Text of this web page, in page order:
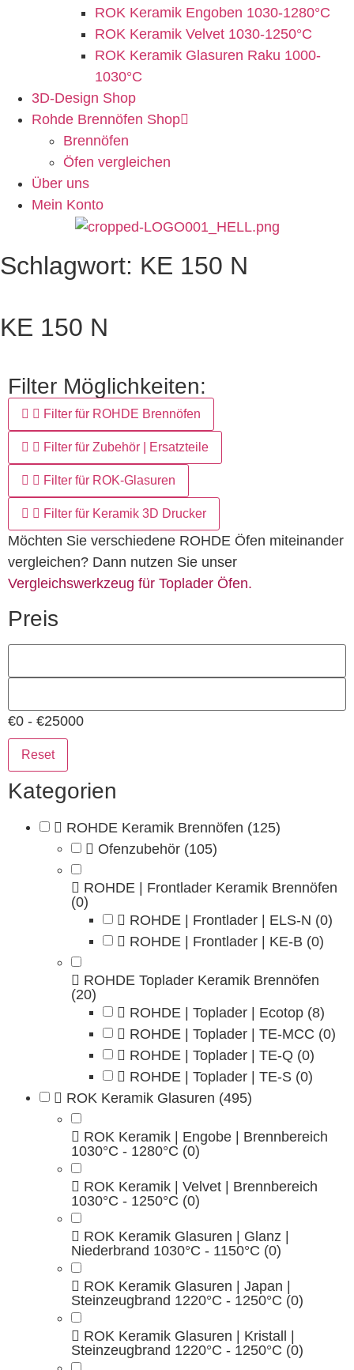
ROK Keramik Engoben 1030-1280°C
ROK Keramik Velvet 1030-1250°C
ROK Keramik Glasuren Raku 1000-
1030°C
3D-Design Shop
Rohde Brennöfen Shop
Brennöfen
Öfen vergleichen
Über uns
Mein Konto
Schlagwort: KE 150 N
KE 150 N
Filter Möglichkeiten:
Filter für ROHDE Brennöfen
Filter für Zubehör | Ersatzteile
Filter für ROK-Glasuren
Filter für Keramik 3D Drucker
Möchten Sie verschiedene ROHDE Öfen miteinander
vergleichen? Dann nutzen Sie unser
Vergleichswerkzeug für Toplader Öfen.
Preis
€0 - €25000
Reset
Kategorien
ROHDE Keramik Brennöfen (125)
Ofenzubehör (105)
ROHDE | Frontlader Keramik Brennöfen
(0)
ROHDE | Frontlader | ELS-N (0)
ROHDE | Frontlader | KE-B (0)
ROHDE Toplader Keramik Brennöfen
(20)
ROHDE | Toplader | Ecotop (8)
ROHDE | Toplader | TE-MCC (0)
ROHDE | Toplader | TE-Q (0)
ROHDE | Toplader | TE-S (0)
ROK Keramik Glasuren (495)
ROK Keramik | Engobe | Brennbereich
1030°C - 1280°C (0)
ROK Keramik | Velvet | Brennbereich
1030°C - 1250°C (0)
ROK Keramik Glasuren | Glanz |
Niederbrand 1030°C - 1150°C (0)
ROK Keramik Glasuren | Japan |
Steinzeugbrand 1220°C - 1250°C (0)
ROK Keramik Glasuren | Kristall |
Steinzeugbrand 1220°C - 1250°C (0)